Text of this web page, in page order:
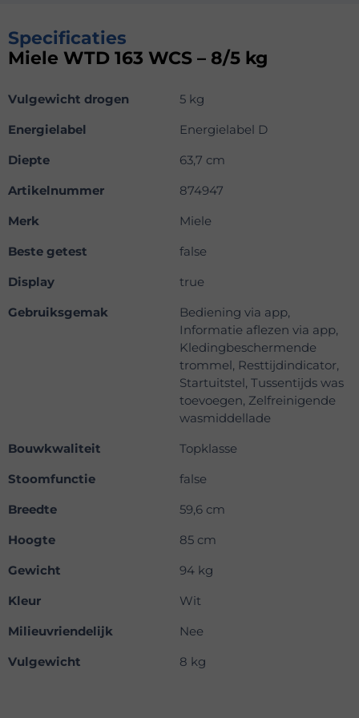
Specificaties
Miele WTD 163 WCS – 8/5 kg
Vulgewicht drogen
5 kg
Energielabel
Energielabel D
Diepte
63,7 cm
Artikelnummer
874947
Merk
Miele
Beste getest
false
Display
true
Gebruiksgemak
Bediening via app,
Informatie aflezen via app,
Kledingbeschermende
trommel, Resttijdindicator,
Startuitstel, Tussentijds was
toevoegen, Zelfreinigende
wasmiddellade
Bouwkwaliteit
Topklasse
Stoomfunctie
false
Breedte
59,6 cm
Hoogte
85 cm
Gewicht
94 kg
Kleur
Wit
Milieuvriendelijk
Nee
Vulgewicht
8 kg